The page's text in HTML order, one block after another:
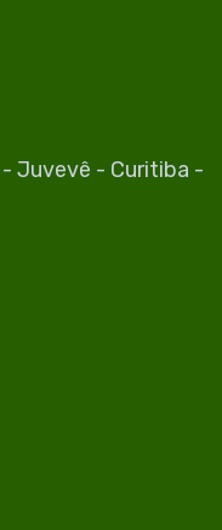
Juvevê - Curitiba -